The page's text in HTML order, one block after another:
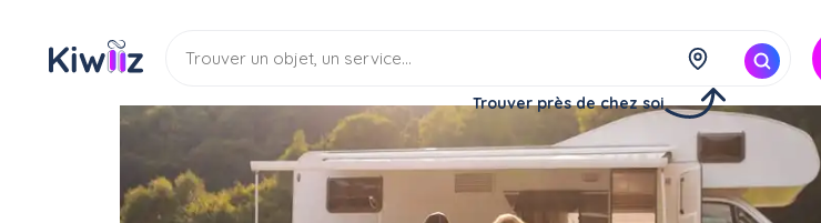
Trouver près de chez soi
Camping-car Camping-car
Cherche location camping-car